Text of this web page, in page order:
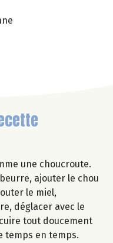
une choucroute.
ajouter le chou
le miel,
déglacer avec le
tout doucement
temps en temps.